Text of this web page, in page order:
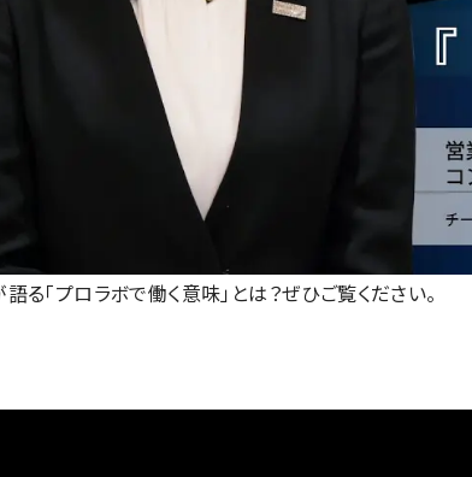
る「プロラボで働く意味」とは？ぜひご覧ください。